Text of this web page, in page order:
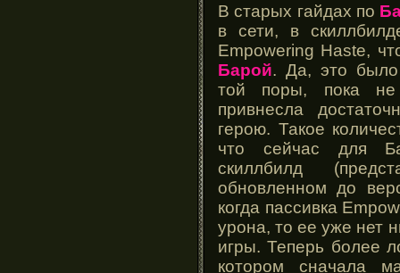
В старых гайдах по
в сети, в
Empowering Haste,
Барой. Да, это было
той поры, пока
привнесла
герою. Такое
что сейчас для
скиллбилд
обновленном до
когда пассивка
урона, то ее уже нет
игры. Теперь более
котором сначала